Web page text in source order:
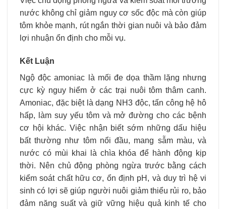
nước không chỉ giảm nguy cơ sốc độc mà còn giúp
tôm khỏe mạnh, rút ngắn thời gian nuôi và bảo đảm
lợi nhuận ổn định cho mỗi vụ.
Kết Luận
Ngộ độc amoniac là mối đe dọa thầm lặng nhưng
cực kỳ nguy hiểm ở các trại nuôi tôm thâm canh.
Amoniac, đặc biệt là dạng NH3​ độc, tấn công hệ hô
hấp, làm suy yếu tôm và mở đường cho các bệnh
cơ hội khác. Việc nhận biết sớm những dấu hiệu
bất thường như tôm nổi đầu, mang sẫm màu, và
nước có mùi khai là chìa khóa để hành động kịp
thời. Nên chủ động phòng ngừa trước bằng cách
kiểm soát chất hữu cơ, ổn định pH, và duy trì hệ vi
sinh có lợi sẽ giúp người nuôi giảm thiểu rủi ro, bảo
đảm năng suất và giữ vững hiệu quả kinh tế cho